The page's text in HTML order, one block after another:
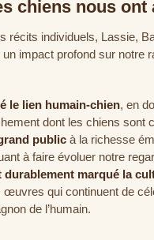
chiens nous ont
récits individuels, Lassie,
un impact profond sur notre
le lien humain-chien, en
dont les chiens sont
public à la richesse
à faire évoluer notre
durablement marqué la
œuvres qui continuent de
de l’humain.